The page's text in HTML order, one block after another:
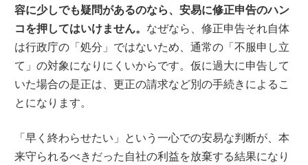
容に少しでも疑問があるのなら、安易に修正申告のハン
コを押してはいけません。 なぜなら、修正申告それ自体
は行政庁の「処分」ではないため、通常の「不服申し立
て」の対象になりにくいからです。仮に過大に申告して
いた場合の是正は、更正の請求など別の手続きによるこ
とになります。
「早く終わらせたい」という一心での安易な判断が、本
来守られるべきだった自社の利益を放棄する結果になり